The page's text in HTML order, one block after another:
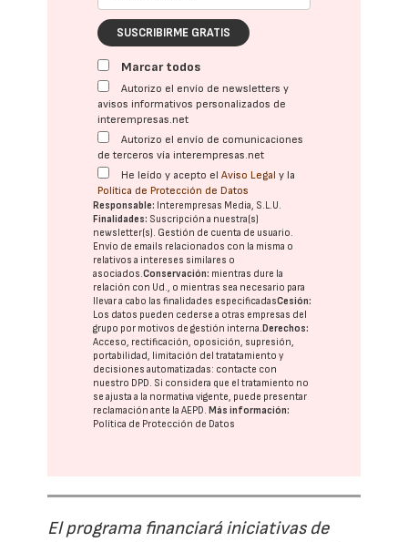
SUSCRIBIRME GRATIS
Marcar todos
Autorizo el envío de newsletters y
avisos informativos personalizados de
interempresas.net
Autorizo el envío de comunicaciones
de terceros vía interempresas.net
He leído y acepto elAviso Legal y la
Política de Protección de Datos
Responsable: Interempresas Media, S.L.U.
Finalidades: Suscripción a nuestra(s)
newsletter(s). Gestión de cuenta de usuario.
Envío de emails relacionados con la misma o
relativos a intereses similares o
asociados.Conservación: mientras dure la
relación con Ud., o mientras sea necesario para
llevar a cabo las finalidades especificadasCesión:
Los datos pueden cederse a otras empresas del
grupo por motivos de gestión interna. Derechos:
Acceso, rectificación, oposición, supresión,
portabilidad, limitación del tratatamiento y
decisiones automatizadas: contacte con
nuestro DPD. Si considera que el tratamiento no
se ajusta a la normativa vigente, puede presentar
reclamación ante laAEPD. Más información:
Política de Protección de Datos
El programa financiará iniciativas de